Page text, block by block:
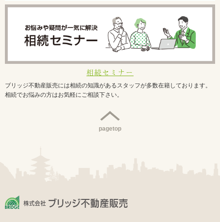
相続セミナー
ブリッジ不動産販売には相続の知識があるスタッフが多数在籍しております。
相続でお悩みの方はお気軽にご相談下さい。
pagetop